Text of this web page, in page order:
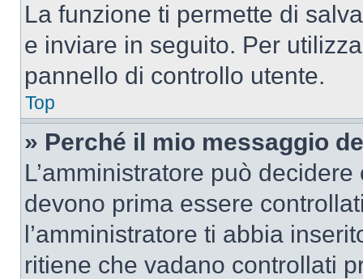
La funzione ti permette di
e inviare in seguito. Per
pannello di controllo utente.
Top
» Perché il mio messaggio
L’amministratore può
devono prima essere
l’amministratore ti abbia
ritiene che vadano controllati